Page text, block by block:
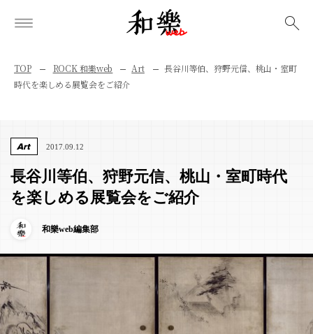
TOP ROCK 和樂web Art
長谷川等伯、狩野元信、桃山・室町
時代を楽しめる展覧会をご紹介
Art 2017.09.12
長谷川等伯、狩野元信、桃山・室町時代
を楽しめる展覧会をご紹介
和樂web編集部